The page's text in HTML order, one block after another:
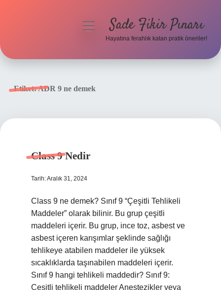
menüyüSade Fikir Pınarı
Hayatına ferahlık katan pratik öneriler!
Etiket:ADR 9 ne demek
Class 9 Nedir
Tarih: Aralık 31, 2024
Class 9 ne demek? Sınıf 9 “Çeşitli Tehlikeli
Maddeler” olarak bilinir. Bu grup çeşitli
maddeleri içerir. Bu grup, ince toz, asbest ve
asbest içeren karışımlar şeklinde sağlığı
tehlikeye atabilen maddeler ile yüksek
sıcaklıklarda taşınabilen maddeleri içerir.
Sınıf 9 hangi tehlikeli maddedir? Sınıf 9:
Çeşitli tehlikeli maddeler Anestezikler veya